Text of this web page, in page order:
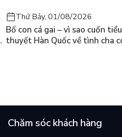
Thứ Bảy, 01/08/2026
Bố con cá gai – vì sao cuốn tiểu
thuyết Hàn Quốc về tình cha
Chăm sóc khách hàng